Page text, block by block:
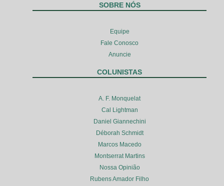
SOBRE NÓS
Equipe
Fale Conosco
Anuncie
COLUNISTAS
A. F. Monquelat
Cal Lightman
Daniel Giannechini
Déborah Schmidt
Marcos Macedo
Montserrat Martins
Nossa Opinião
Rubens Amador Filho